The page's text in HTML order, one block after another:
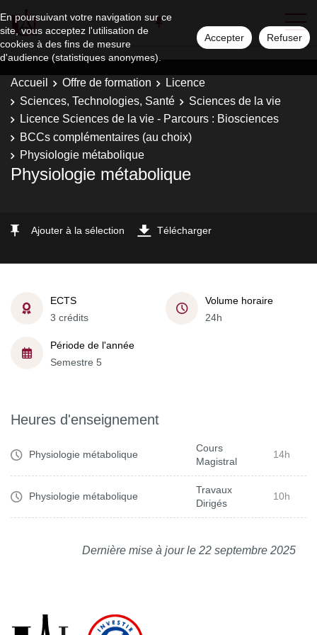
En poursuivant votre navigation sur ce
site, vous acceptez l'utilisation de
cookies à des fins de mesure
d'audience (statistiques anonymes).
Accepter Refuser
Accueil Offre de formation
Licence
Sciences, Technologies, Santé
Sciences de la vie
Licence Sciences de la vie - Parcours : Biosciences
BCCs complémentaires (au choix)
Physiologie métabolique
Physiologie métabolique
Ajouter à la sélection Télécharger
ECTS
3 crédits
Volume horaire
24h
Période de l'année
Semestre 5
Heures d'enseignement
Physiologie métabolique
Cours
Magistral
14h
Physiologie métabolique
Travaux
Dirigés
10h
Dernière mise à jour le 22 septembre 2025